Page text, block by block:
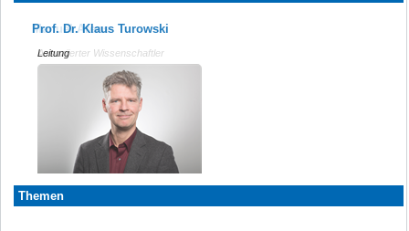
Prof. Dr. Klaus Turowski
Leitung
Manuel Arens
Assoziierter Wissenschaftler
Themen